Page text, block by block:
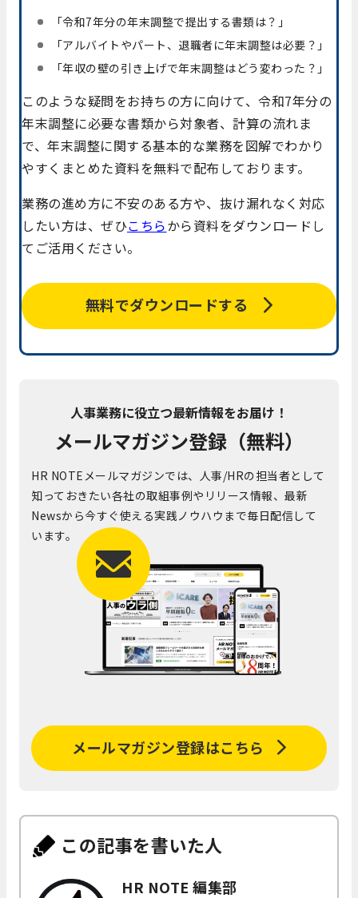
「令和7年分の年末調整で提出する書類は？」
「アルバイトやパート、退職者に年末調整は必要？」
「年収の壁の引き上げで年末調整はどう変わった？」
このような疑問をお持ちの方に向けて、令和7年分の
年末調整に必要な書類から対象者、計算の流れま
で、年末調整に関する基本的な業務を図解でわかり
やすくまとめた資料を無料で配布しております。
業務の進め方に不安のある方や、抜け漏れなく対応
したい方は、ぜひこちらから資料をダウンロードし
てご活用ください。
無料でダウンロードする
人事業務に役立つ最新情報をお届け！
メールマガジン登録（無料）
HR NOTEメールマガジンでは、人事/HRの担当者として
知っておきたい各社の取組事例やリリース情報、最新
Newsから今すぐ使える実践ノウハウまで毎日配信して
います。
メールマガジン登録はこちら
この記事を書いた人
HR NOTE 編集部